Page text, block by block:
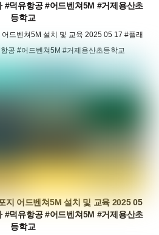
#덕유항공 #어드벤쳐5M #거제용산초
등학교
드벤쳐5M 설치 및 교육 2025 05 17 #플래
공 #어드벤쳐5M #거제용산초등학교
지 어드벤쳐5M 설치 및 교육 2025 05
#덕유항공 #어드벤쳐5M #거제용산초
등학교